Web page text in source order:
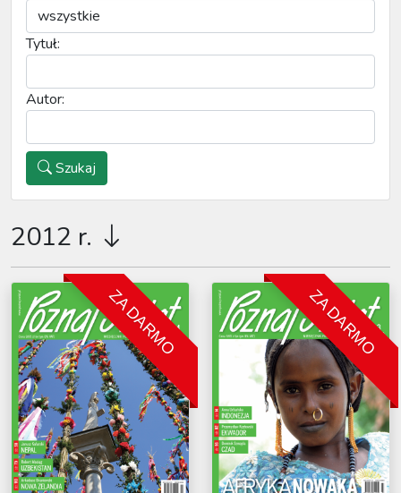
Tytuł:
Autor:
Szukaj
2012 r.
ZA DARMO ZA DARMO